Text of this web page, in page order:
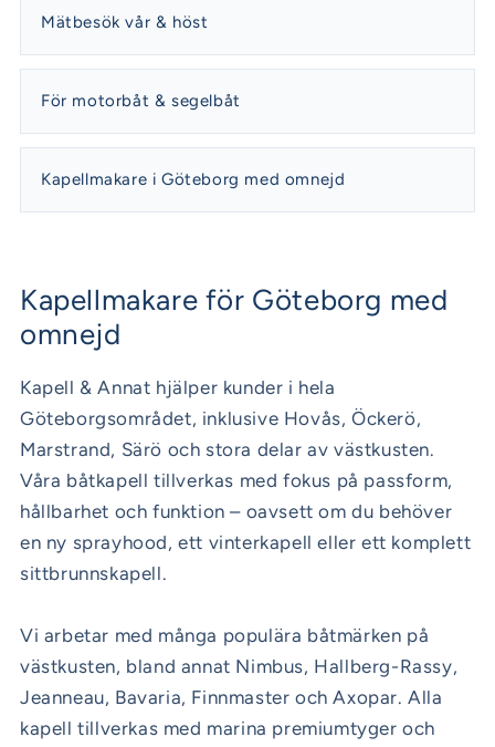
Mätbesök vår & höst
För motorbåt & segelbåt
Kapellmakare i Göteborg med omnejd
Kapellmakare för Göteborg med
omnejd
Kapell & Annat hjälper kunder i hela
Göteborgsområdet, inklusive Hovås, Öckerö,
Marstrand, Särö och stora delar av västkusten.
Våra båtkapell tillverkas med fokus på passform,
hållbarhet och funktion – oavsett om du behöver
en ny sprayhood, ett vinterkapell eller ett komplett
sittbrunnskapell.
Vi arbetar med många populära båtmärken på
västkusten, bland annat Nimbus, Hallberg-Rassy,
Jeanneau, Bavaria, Finnmaster och Axopar. Alla
kapell tillverkas med marina premiumtyger och